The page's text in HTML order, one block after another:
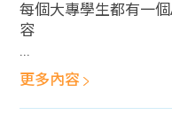
每個大專學生都有一
容
...
更多內容